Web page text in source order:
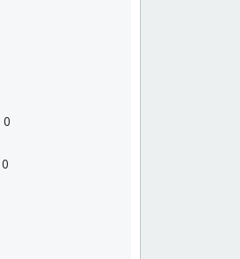
0
0